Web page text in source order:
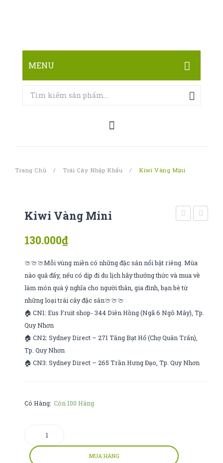
MENU
TRANG CHỦ
Trang Chủ / Trái Cây Nhập Khẩu / Kiwi Vàng Mini
Kiwi Vàng Mini
130.000₫
🍈🍈🍈Mỗi vùng miền có những đặc sản nổi bật riêng. Mùa
nào quả đấy, nếu có dịp đi du lịch hãy thưởng thức và mua về
làm món quà ý nghĩa cho người thân, gia đình, bạn bè từ
những loại trái cây đặc sản🍈🍈🍈
🏠 CN1: Eus Fruit shop- 344 Diên Hồng (Ngã 6 Ngô Mây), Tp.
Quy Nhơn
🏠 CN2: Sydney Direct – 271 Tăng Bạt Hổ (Chợ Quân Trấn),
Tp. Quy Nhơn
🏠 CN3: Sydney Direct – 265 Trần Hưng Đạo, Tp. Quy Nhơn
Có Hàng: Còn 100 Hàng
mini
MUA HÀNG